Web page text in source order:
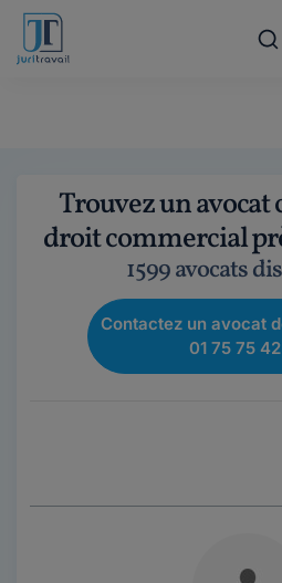
Trouvez un
droit commercial
1599 avocats
Contactez un avocat
01 75 75